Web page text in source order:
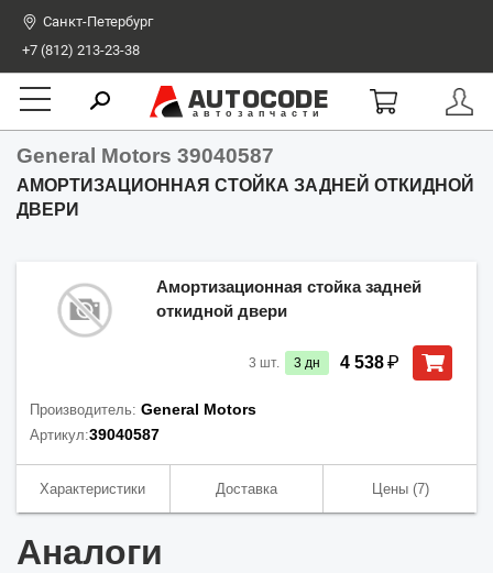
Санкт-Петербург
+7 (812) 213-23-38
AUTOCODE
автозапчасти
General Motors 39040587
АМОРТИЗАЦИОННАЯ СТОЙКА ЗАДНЕЙ ОТКИДНОЙ
ДВЕРИ
Амортизационная стойка задней
откидной двери
3 шт. 3 дн 4 538₽
Производитель: General Motors
Артикул:39040587
Характеристики Доставка Цены(7)
Аналоги